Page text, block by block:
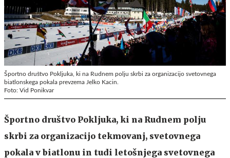
Športno društvo Pokljuka, ki na Rudnem polju skrbi za organizacijo svetovnega
biatlonskega pokala prevzema Jelko Kacin.
Foto: Vid Ponikvar
Športno društvo Pokljuka, ki na Rudnem polju
skrbi za organizacijo tekmovanj, svetovnega
pokala v biatlonu in tudi letošnjega svetovnega